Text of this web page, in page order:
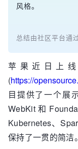
风格。
总结由社区平台通
苹果近日上
(https://
目提供了一个展
WebKit 和
Kubernetes、
保持了一贯的简洁。